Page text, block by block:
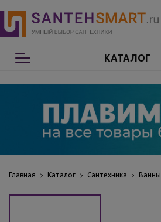
КАТАЛОГ
Сантехника
Мебель для ванной
Аксессуары для ванной
Главная Каталог Сантехника Ванны